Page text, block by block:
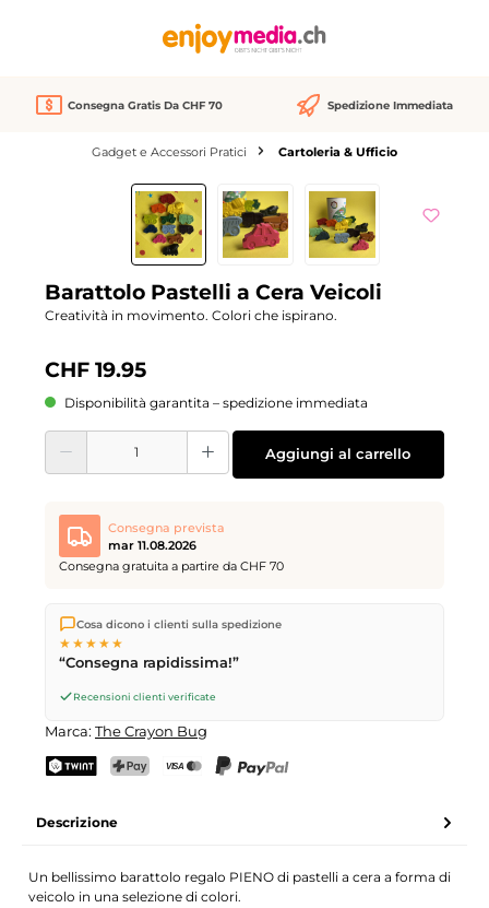
Consegna Gratis Da CHF 70 Spedizione Immediata
Gadget e Accessori Pratici Cartoleria & Ufficio
Salta la galleria di immagini
Barattolo Pastelli a Cera Veicoli
Creatività in movimento. Colori che ispirano.
CHF 19.95
Disponibilità garantita – spedizione immediata
Quantità del prodotto: inserisci la quantità desiderata o usa i pulsanti per
Aggiungi al carrello
Consegna prevista
mar 11.08.2026
Consegna gratuita a partire da CHF 70
Spediamo direttamente dal nostro magazzino a Kriens, in
Svizzera.Consegna gratuitaa partire da
effettuati entro le
giorno lavorativo successivo
Cosa dicono i clienti sulla spedizione
★★★★★
“Consegna rapidissima!”
Recensioni clienti verificate
Marca: The Crayon Bug
Descrizione
Un bellissimo barattolo regalo PIENO di pastelli a cera a forma di
veicolo in una selezione di colori.